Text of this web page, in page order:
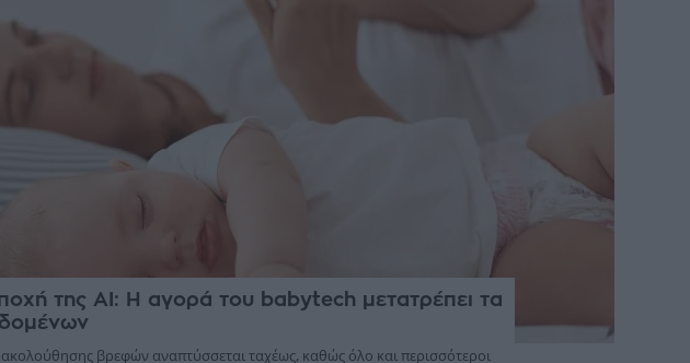
της AI: Η αγορά του babytech μετατρέπει τα
βρεφών αναπτύσσεται ταχέως, καθώς όλο και περισσότεροι